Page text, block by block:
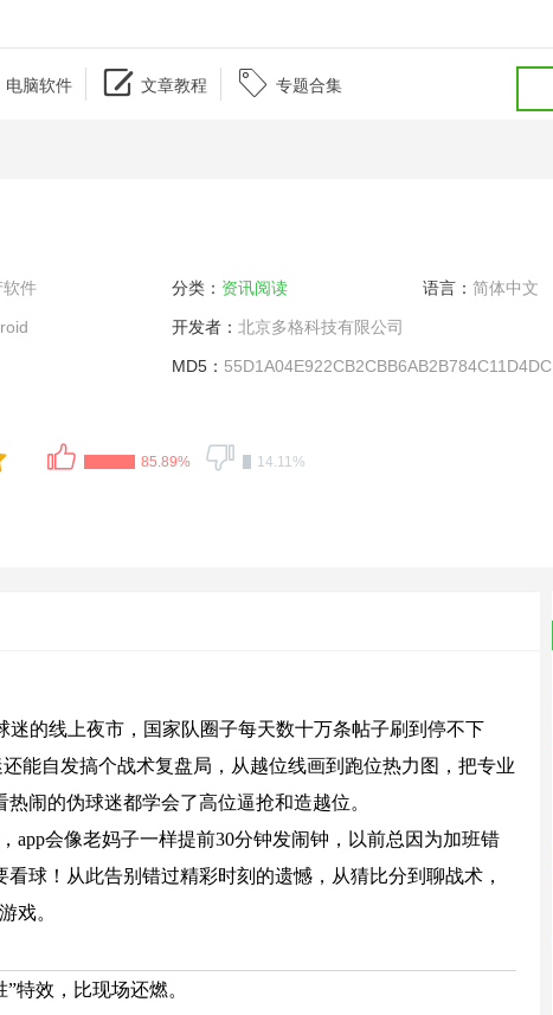
电脑软件  文章教程  专题合集
软件 分类： 资讯阅读 语言： 简体中文
开发者： 北京多格科技有限公司
MD5： 55D1A04E922CB2CBB6AB2B784C11D4DC
85.89% 14.11%
迷的线上夜市，国家队圈子每天数十万条帖子刷到停不下
能自发搞个战术复盘局，从越位线画到跑位热力图，把专业
闹的伪球迷都学会了高位逼抢和造越位。
app会像老妈子一样提前30分钟发闹钟，以前总因为加班错
球！从此告别错过精彩时刻的遗憾，从猜比分到聊战术，
戏。
特效，比现场还燃。